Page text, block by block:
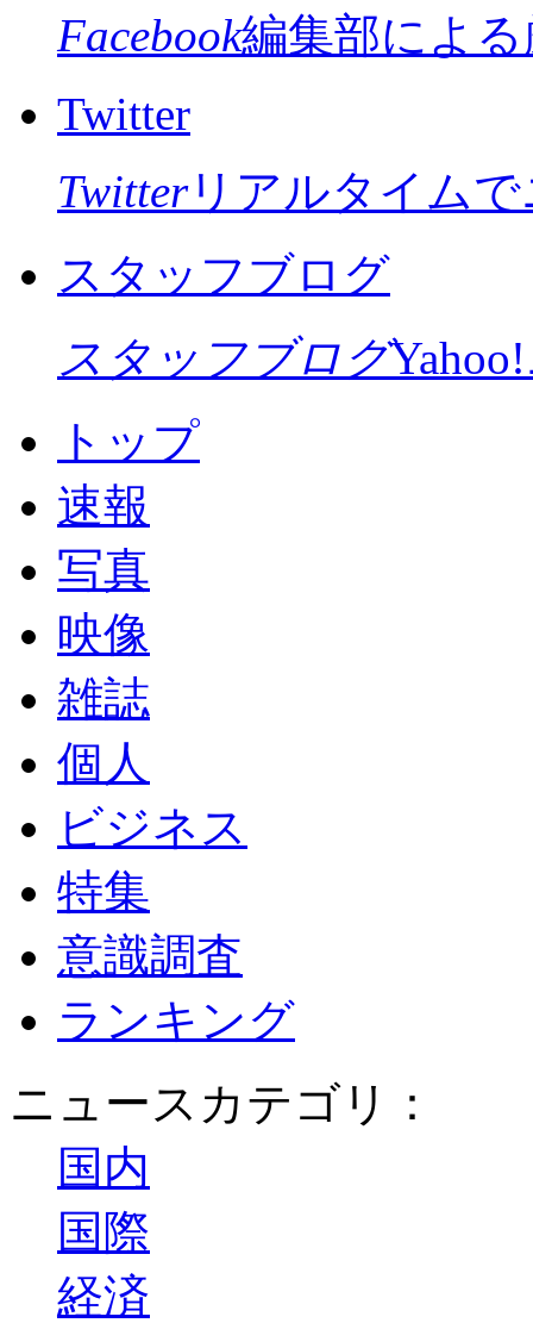
Facebook編集部によ
Twitter
Twitterリアルタイム
スタッフブログ
スタッフブログ
トップ
速報
写真
映像
雑誌
個人
ビジネス
特集
意識調査
ランキング
ニュースカテゴリ：
国内
国際
経済